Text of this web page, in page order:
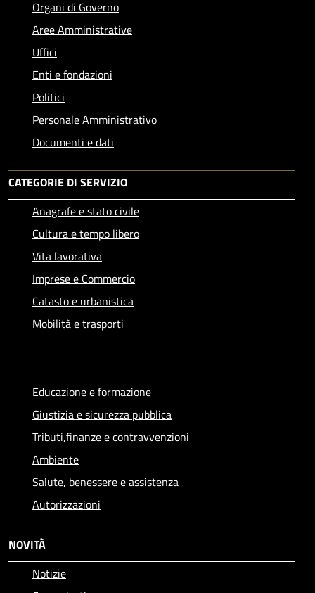
Organi di Governo
Aree Amministrative
Uffici
Enti e fondazioni
Politici
Personale Amministrativo
Documenti e dati
CATEGORIE DI SERVIZIO
Anagrafe e stato civile
Cultura e tempo libero
Vita lavorativa
Imprese e Commercio
Catasto e urbanistica
Mobilità e trasporti
Educazione e formazione
Giustizia e sicurezza pubblica
Tributi,finanze e contravvenzioni
Ambiente
Salute, benessere e assistenza
Autorizzazioni
NOVITÀ
Notizie